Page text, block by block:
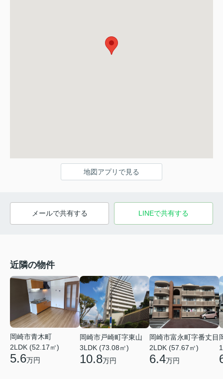
地図アプリで見る
メールで共有する LINEで共有する
近隣の物件
岡崎市青木町
2LDK (52.17㎡)
5.6万円
岡崎市戸崎町字東山
3LDK (73.08㎡)
10.8万円
岡崎市富永町字番丈目
2LDK (57.67㎡)
6.4万円